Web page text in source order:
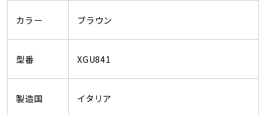
カラー ブラウン
型番 XGU841
製造国 イタリア